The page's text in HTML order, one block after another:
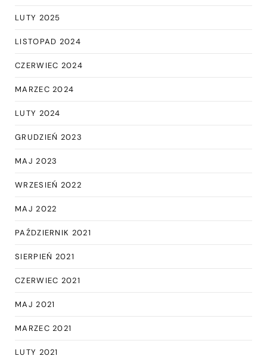
LUTY 2025
LISTOPAD 2024
CZERWIEC 2024
MARZEC 2024
LUTY 2024
GRUDZIEŃ 2023
MAJ 2023
WRZESIEŃ 2022
MAJ 2022
PAŹDZIERNIK 2021
SIERPIEŃ 2021
CZERWIEC 2021
MAJ 2021
MARZEC 2021
LUTY 2021